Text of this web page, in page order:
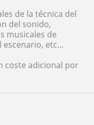
de la técnica del
del sonido,
musicales de
etc...
coste adicional por